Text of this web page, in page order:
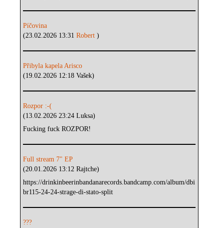
Píčovina
(23.02.2026 13:31Robert)
Přibyla kapela Arisco
(19.02.2026 12:18 Vašek)
Rozpor :-(
(13.02.2026 23:24 Luksa)
Fucking fuck ROZPOR!
Full stream 7" EP
(20.01.2026 13:12 Rajtche)
https://drinkinbeerinbandanarecords.bandcamp.com/album/dbi
br115-24-24-strage-di-stato-split
???